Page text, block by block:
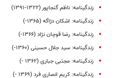
زندگینامه: ناظم گنجاپور (۱۳۲۲-۱۳۹۱)
زندگینامه: اشکان دژاگه (۱۳۶۵-)
زندگینامه: رضا قوچان‌ نژاد (۱۳۶۶-)
زندگینامه: سید جلال حسینی (۱۳۶۰-)
زندگینامه: مجتبی جباری (۱۳۶۲ -)
زندگینامه: کریم انصاری فرد (۱۳۶۹ -)